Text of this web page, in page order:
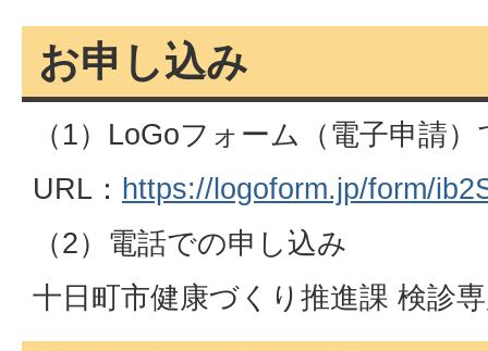
お申し込み
（1）LoGoフォーム（電子申請
URL： https://logoform.jp/form/
（2）電話での申し込み
十日町市健康づくり推進課 検診